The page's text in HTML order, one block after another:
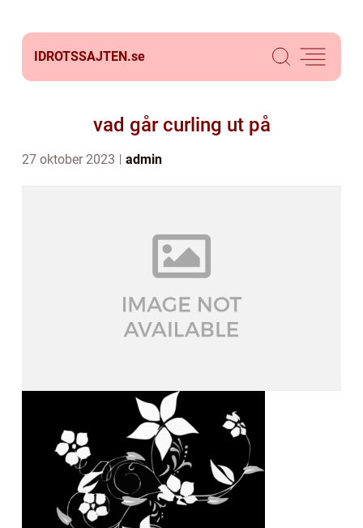
IDROTSSAJTEN.se
vad går curling ut på
27 oktober 2023 admin